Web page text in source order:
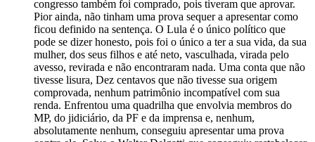
congresso também foi comprado, pois tiveram que aprovar.
Pior ainda, não tinham uma prova sequer a apresentar como
ficou definido na sentença. O Lula é o único político que
pode se dizer honesto, pois foi o único a ter a sua vida, da sua
mulher, dos seus filhos e até neto, vasculhada, virada pelo
avesso, revirada e não encontraram nada. Uma conta que não
tivesse lisura, Dez centavos que não tivesse sua origem
comprovada, nenhum patrimônio incompatível com sua
renda. Enfrentou uma quadrilha que envolvia membros do
MP, do jidiciário, da PF e da imprensa e, nenhum,
absolutamente nenhum, conseguiu apresentar uma prova